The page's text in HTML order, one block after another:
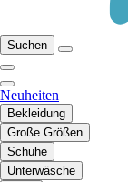
Suchen
Neuheiten
Bekleidung
Große Größen
Schuhe
Unterwäsche